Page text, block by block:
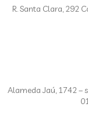
R. Santa Clara, 292
Alameda Jaú, 1742 –